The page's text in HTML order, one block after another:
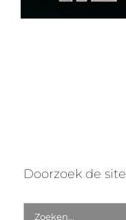
Doorzoek de site
Zoek